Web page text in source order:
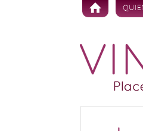
Skip to